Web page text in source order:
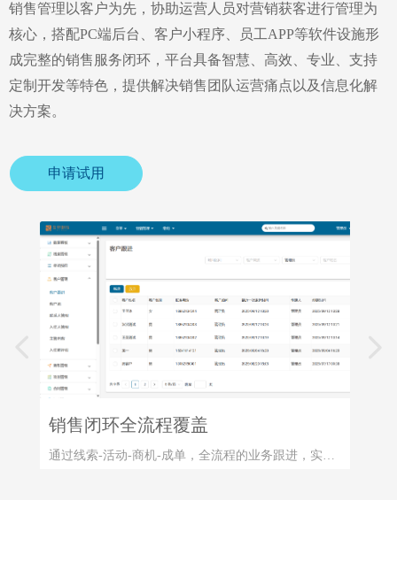
销售闭环全流程覆盖
通过线索-活动-商机-成单，全流程的业务跟进，实现
销售管理以客户为先，协助运营人员对营销获客进行管理为
核心，搭配PC端后台、客户小程序、员工APP等软件设施形
成完整的销售服务闭环，平台具备智慧、高效、专业、支持
定制开发等特色，提供解决销售团队运营痛点以及信息化解
决方案。
申请试用